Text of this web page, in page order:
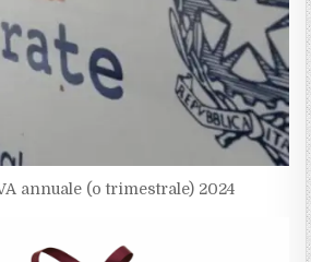
annuale (o trimestrale) 2024